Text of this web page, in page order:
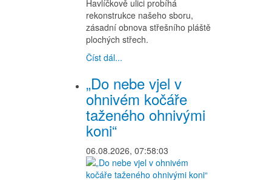
Havlíčkově ulici probíhá
rekonstrukce našeho sboru,
zásadní obnova střešního pláště
plochých střech.
Číst dál...
„Do nebe vjel v
ohnivém kočáře
taženého ohnivými
koni“
06.08.2026, 07:58:03